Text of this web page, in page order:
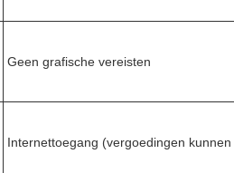
Geen grafische vereisten
Internettoegang (vergoedingen kunnen